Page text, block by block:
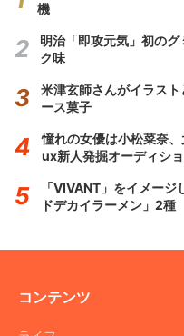
機
明治「即攻元気」初の
ク味
米津玄師さんがイラス
ース菓子
憧れの女優は小松菜奈
ux新人発掘オーディシ
「VIVANT」をイメー
ドデカイラーメン」2種
コンテンツ